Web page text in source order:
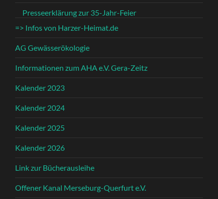
Presseerklärung zur 35-Jahr-Feier
=> Infos von Harzer-Heimat.de
AG Gewässerökologie
Informationen zum AHA e.V. Gera-Zeitz
Kalender 2023
Kalender 2024
Kalender 2025
Kalender 2026
Link zur Bücherausleihe
Offener Kanal Merseburg-Querfurt e.V.